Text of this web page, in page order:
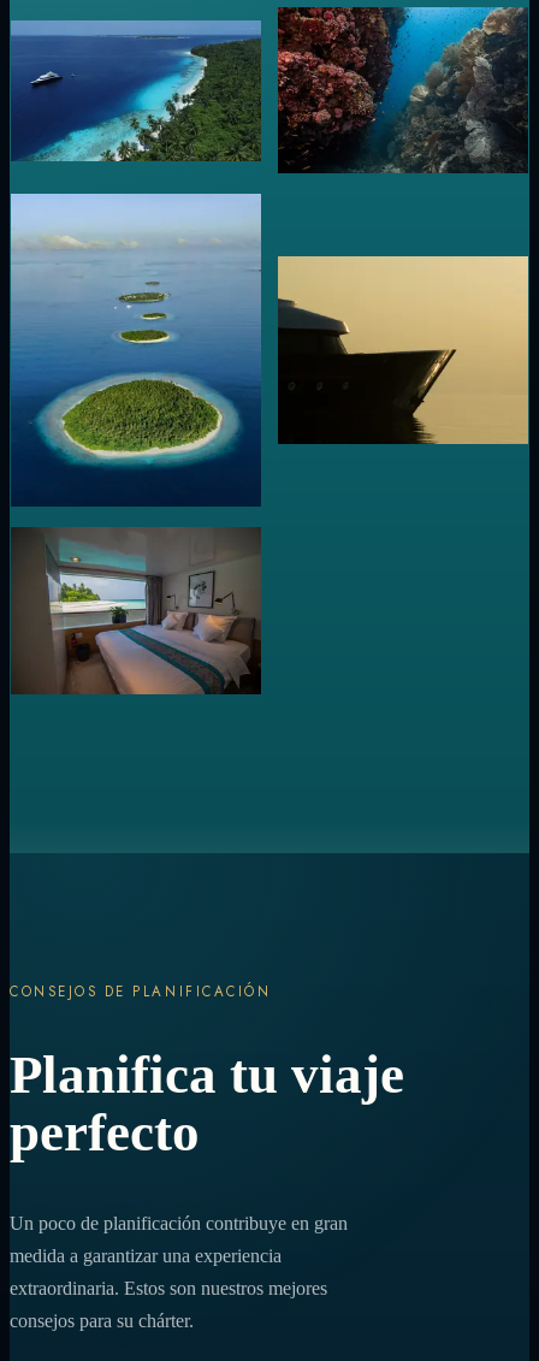
CONSEJOS DE PLANIFICACIÓN
Planifica tu viaje
perfecto
Un poco de planificación contribuye en gran
medida a garantizar una experiencia
extraordinaria. Estos son nuestros mejores
consejos para su chárter.